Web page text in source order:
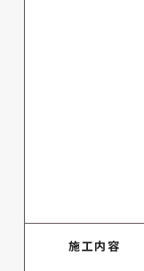
施工内容